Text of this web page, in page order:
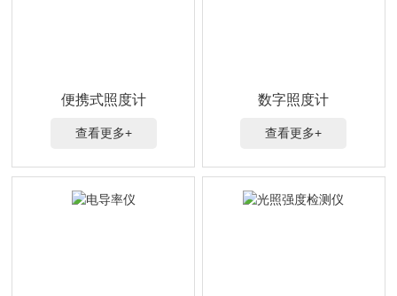
便携式照度计
查看更多+
数字照度计
查看更多+